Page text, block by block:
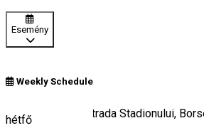
Esemény
Weekly Schedule
hétfő
Poiana Zânelor, Strada Stadionului,